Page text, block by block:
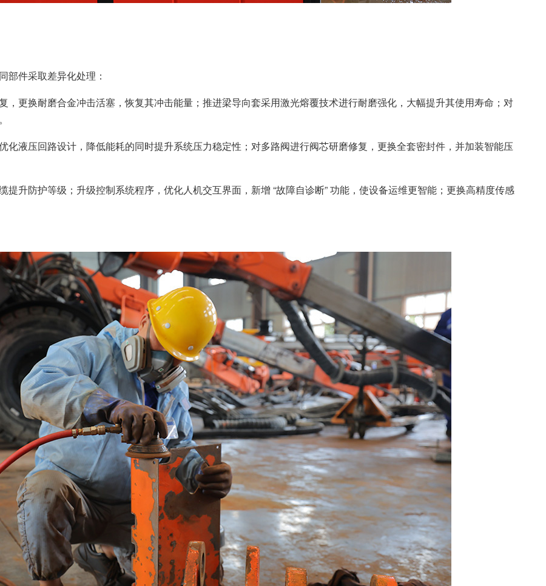
部件采取差异化处理：
，更换耐磨合金冲击活塞，恢复其冲击能量；推进梁导向套采用激光熔覆技术进行耐磨强化，大幅提升其使用寿命；对
化液压回路设计，降低能耗的同时提升系统压力稳定性；对多路阀进行阀芯研磨修复，更换全套密封件，并加装智能压
提升防护等级；升级控制系统程序，优化人机交互界面，新增 “故障自诊断” 功能，使设备运维更智能；更换高精度传感